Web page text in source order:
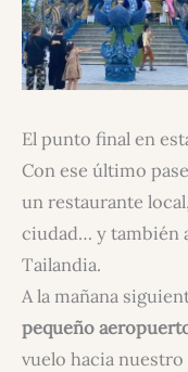
El punto final en
Con ese último
un restaurante
ciudad… y también
Tailandia.
A la mañana
pequeño
vuelo hacia